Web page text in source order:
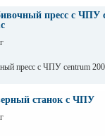
пресс с ЧПУ
пресс с ЧПУ centrum
станок с ЧПУ